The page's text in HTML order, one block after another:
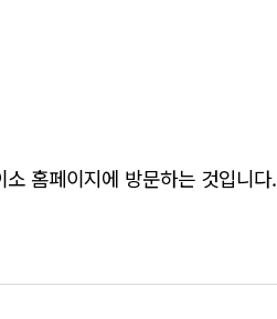
홈페이지에 방문하는 것입니다.